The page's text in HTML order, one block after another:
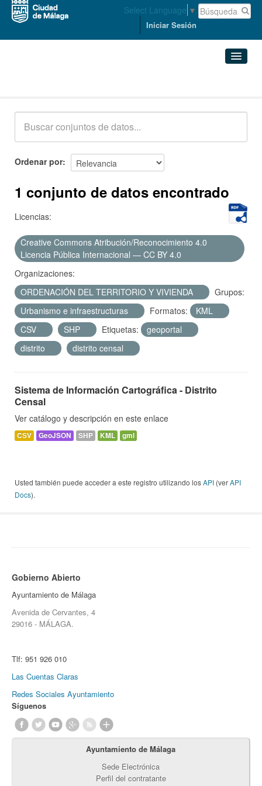
Select Language ▼
Iniciar Sesión
Acerca de
Ordenar por
1 conjunto de datos encontrado
Licencias:
Creative Commons Atribución/Reconocimiento 4.0
Licencia Pública Internacional — CC BY 4.0
Organizaciones:
ORDENACIÓN DEL TERRITORIO Y VIVIENDA
Grupos:
Urbanismo e infraestructuras
Formatos:
KML
CSV
SHP Etiquetas:
geoportal
distrito
distrito censal
Sistema de Información Cartográfica - Distrito
Censal
Ver catálogo y descripción en este enlace
CSV GeoJSON SHP KML gml
Usted también puede acceder a este registro utilizando losAPI (verAPI
Docs).
Gobierno Abierto
Ayuntamiento de Málaga
Avenida de Cervantes, 4
29016 - MÁLAGA.
Tlf: 951 926 010
Las Cuentas Claras
Redes Sociales Ayuntamiento
Síguenos
Ayuntamiento de Málaga
Sede Electrónica
Perfil del contratante